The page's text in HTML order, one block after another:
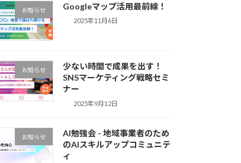
お知らせ Googleマップ活用最前線！
2025年11月6日
お知らせ
少ない時間で成果を出す！
SNSマーケティング戦略セミ
ナー
2025年9月12日
お知らせ
AI勉強会 - 地域事業者のため
のAIスキルアップコミュニテ
ィ